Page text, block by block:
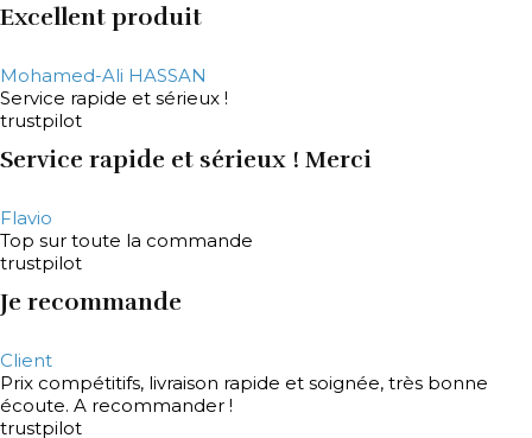
Excellent produit
Mohamed-Ali HASSAN
Service rapide et sérieux !
trustpilot
Service rapide et sérieux ! Merci
Flavio
Top sur toute la commande
trustpilot
Je recommande
Client
Prix compétitifs, livraison rapide et soignée, très bonne
écoute. A recommander !
trustpilot